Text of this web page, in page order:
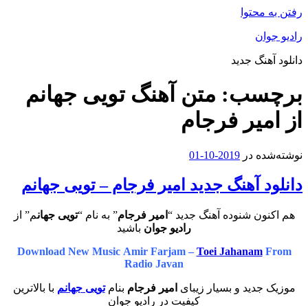
رفتن به محتوا
رادیو جوان
دانلود آهنگ جدید
برچسب: متن آهنگ تویی جهانم
از امیر فرجام
نوشته‌شده در 2019-10-01
دانلود آهنگ جدید امیر فرجام – تویی جهانم
هم اکنون شنوده آهنگ جدید “ امیر فرجام” به نام “تویی جهانم” از
رادیو جوان باشید
Download New Music Amir Farjam – Toei JahanamFrom
Radio Javan
موزیک جدید و بسیار زیبای امیر فرجام بنامتویی جهانم با بالاترین
کیفیت در رادیو جوان